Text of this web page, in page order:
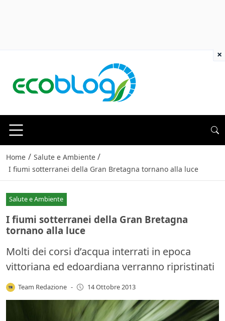
Home / Salute e Ambiente /
I fiumi sotterranei della Gran Bretagna tornano alla luce
Salute e Ambiente
I fiumi sotterranei della Gran Bretagna
tornano alla luce
Molti dei corsi d’acqua interrati in epoca
vittoriana ed edoardiana verranno ripristinati
Team Redazione - 14 Ottobre 2013
×